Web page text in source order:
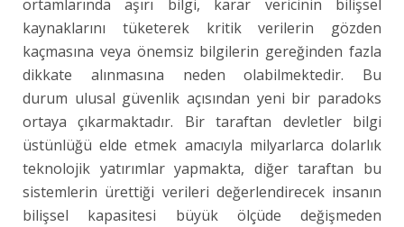
ortamlarında aşırı bilgi, karar vericinin bilişsel
kaynaklarını tüketerek kritik verilerin gözden
kaçmasına veya önemsiz bilgilerin gereğinden fazla
dikkate alınmasına neden olabilmektedir. Bu
durum ulusal güvenlik açısından yeni bir paradoks
ortaya çıkarmaktadır. Bir taraftan devletler bilgi
üstünlüğü elde etmek amacıyla milyarlarca dolarlık
teknolojik yatırımlar yapmakta, diğer taraftan bu
sistemlerin ürettiği verileri değerlendirecek insanın
bilişsel kapasitesi büyük ölçüde değişmeden